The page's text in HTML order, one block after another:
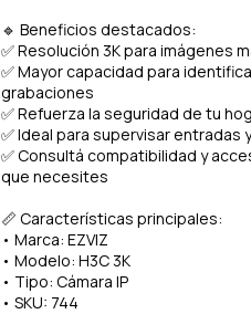
🔹 Beneficios destacados:
✅ Resolución 3K para imágenes
✅ Mayor capacidad para
grabaciones
✅ Refuerza la seguridad de tu
✅ Ideal para supervisar entradas
✅ Consultá compatibilidad y
que necesites
📏 Características principales:
• Marca: EZVIZ
• Modelo: H3C 3K
• Tipo: Cámara IP
• SKU: 744